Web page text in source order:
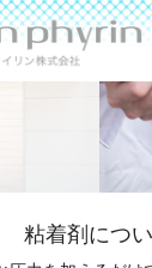
粘着剤につ